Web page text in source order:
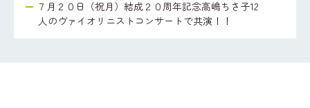
７月２０日（祝月）結成２０周年記念高嶋ちさ子12
人のヴァイオリニストコンサートで共演！！